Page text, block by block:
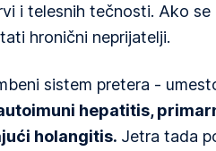
i telesnih tečnosti. Ako se
hronični neprijatelji.
sistem pretera -
hepatitis,
holangitis. Jetra tada